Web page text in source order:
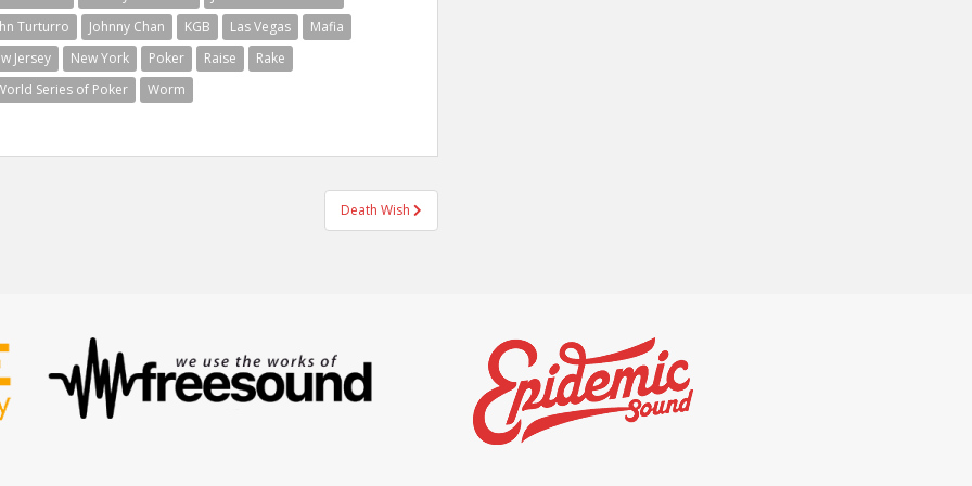
Turturro Johnny Chan KGB Las Vegas
Mafia
Jersey New York Poker Raise
Rake
Series of Poker Worm
Death Wish